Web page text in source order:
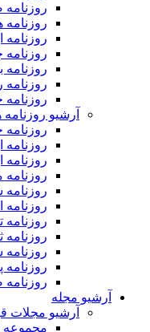
روزنامه
روزنامه
روزنامه
آرشیو روزنامه
روزنامه
روزنامه
روزنامه
روزنامه
روزنامه
روزنامه
روزنامه
آرشیو مجله
آرشیو مجلات
مجموعه 20 هزار مجله قدیمی